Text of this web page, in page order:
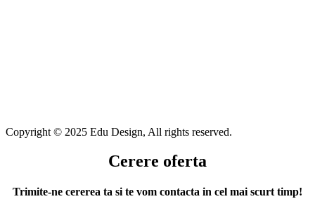
Copyright © 2025 Edu Design, All rights reserved.
Cerere oferta
Trimite-ne cererea ta si te vom contacta in cel mai scurt timp!